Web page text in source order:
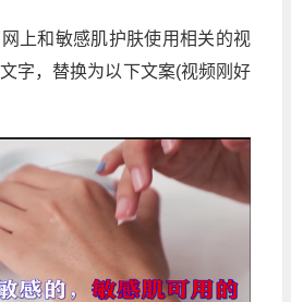
上和敏感肌护肤使用相关的视
字，替换为以下文案(视频刚好